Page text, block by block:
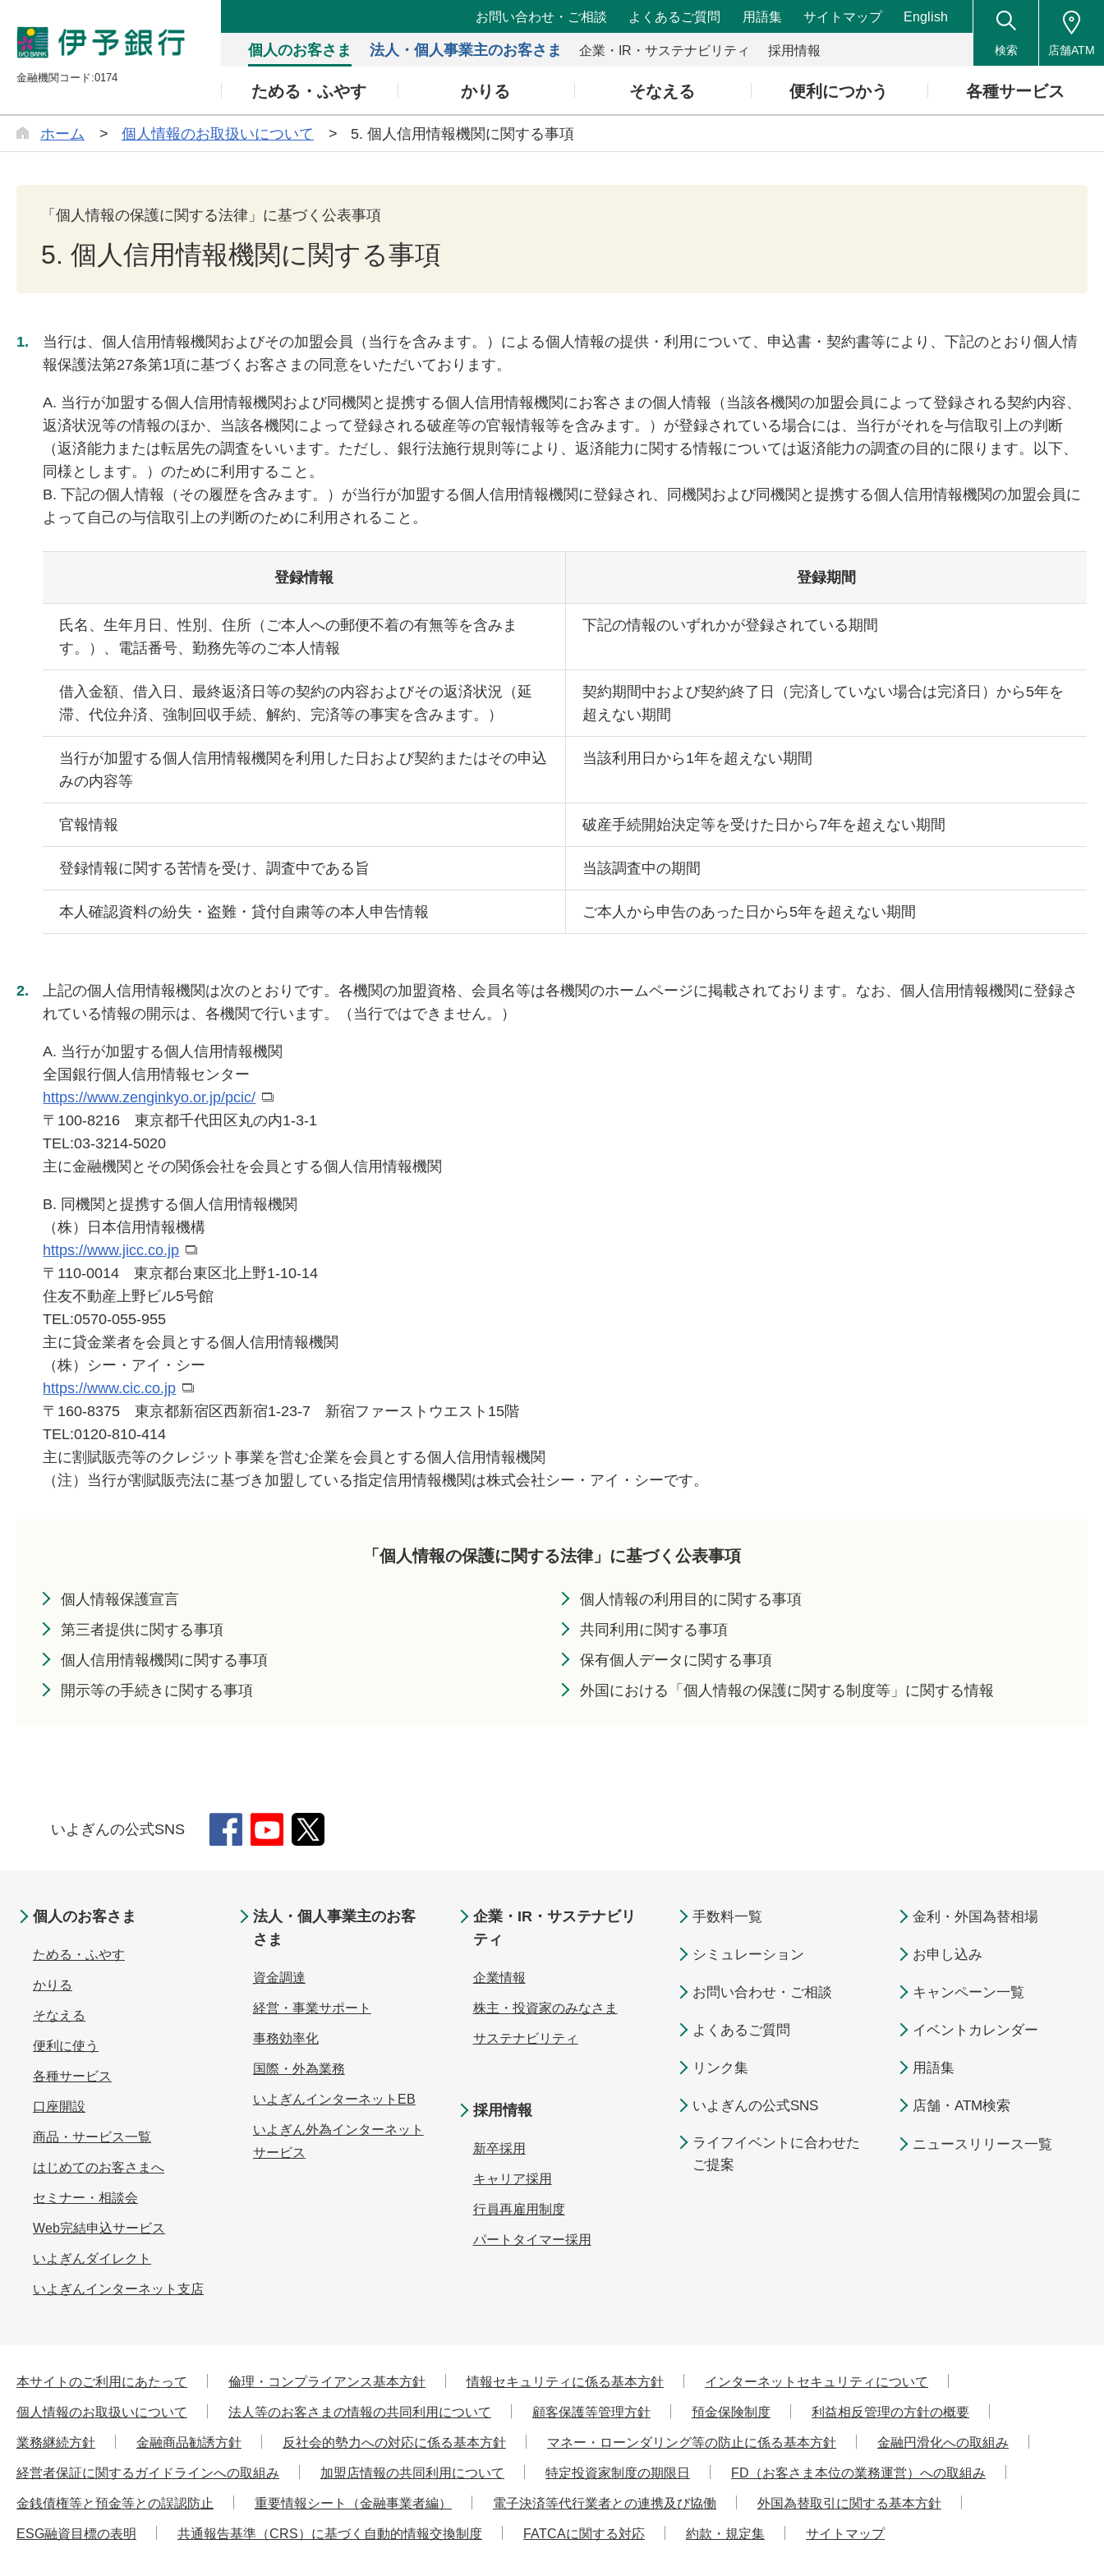
金融機関コード:0174
お問い合わせ・ご相談 よくあるご質問 用語集 サイトマップ English
個人のお客さま 法人・個人事業主のお客さま 企業・IR・サステナビリティ 採用情報
ためる・ふやす かりる そなえる 便利につかう 各種サービス
検索 店舗ATM
ホーム 個人情報のお取扱いについて 5. 個人信用情報機関に関する事項
「個人情報の保護に関する法律」に基づく公表事項
5. 個人信用情報機関に関する事項
1.
当行は、個人信用情報機関およびその加盟会員（当行を含みます。）による個人情報の提供・利用について、申込書・契約書等により、下記のとおり個人情
報保護法第27条第1項に基づくお客さまの同意をいただいております。
A. 当行が加盟する個人信用情報機関および同機関と提携する個人信用情報機関にお客さまの個人情報（当該各機関の加盟会員によって登録される契約内容、
返済状況等の情報のほか、当該各機関によって登録される破産等の官報情報等を含みます。）が登録されている場合には、当行がそれを与信取引上の判断
（返済能力または転居先の調査をいいます。ただし、銀行法施行規則等により、返済能力に関する情報については返済能力の調査の目的に限ります。以下、
同様とします。）のために利用すること。
B. 下記の個人情報（その履歴を含みます。）が当行が加盟する個人信用情報機関に登録され、同機関および同機関と提携する個人信用情報機関の加盟会員に
よって自己の与信取引上の判断のために利用されること。
登録情報 登録期間
氏名、生年月日、性別、住所（ご本人への郵便不着の有無等を含みま
す。）、電話番号、勤務先等のご本人情報
下記の情報のいずれかが登録されている期間
借入金額、借入日、最終返済日等の契約の内容およびその返済状況（延
滞、代位弁済、強制回収手続、解約、完済等の事実を含みます。）
契約期間中および契約終了日（完済していない場合は完済日）から5年を
超えない期間
当行が加盟する個人信用情報機関を利用した日および契約またはその申込
みの内容等
当該利用日から1年を超えない期間
官報情報 破産手続開始決定等を受けた日から7年を超えない期間
登録情報に関する苦情を受け、調査中である旨 当該調査中の期間
本人確認資料の紛失・盗難・貸付自粛等の本人申告情報 ご本人から申告のあった日から5年を超えない期間
2.
上記の個人信用情報機関は次のとおりです。各機関の加盟資格、会員名等は各機関のホームページに掲載されております。なお、個人信用情報機関に登録さ
れている情報の開示は、各機関で行います。（当行ではできません。）
A. 当行が加盟する個人信用情報機関
全国銀行個人信用情報センター
https://www.zenginkyo.or.jp/pcic/
〒100-8216 東京都千代田区丸の内1-3-1
TEL:03-3214-5020
主に金融機関とその関係会社を会員とする個人信用情報機関
B. 同機関と提携する個人信用情報機関
（株）日本信用情報機構
https://www.jicc.co.jp
〒110-0014 東京都台東区北上野1-10-14
住友不動産上野ビル5号館
TEL:0570-055-955
主に貸金業者を会員とする個人信用情報機関
（株）シー・アイ・シー
https://www.cic.co.jp
〒160-8375 東京都新宿区西新宿1-23-7 新宿ファーストウエスト15階
TEL:0120-810-414
主に割賦販売等のクレジット事業を営む企業を会員とする個人信用情報機関
（注）当行が割賦販売法に基づき加盟している指定信用情報機関は株式会社シー・アイ・シーです。
「個人情報の保護に関する法律」に基づく公表事項
個人情報保護宣言
個人情報の利用目的に関する事項
第三者提供に関する事項
共同利用に関する事項
個人信用情報機関に関する事項
保有個人データに関する事項
開示等の手続きに関する事項
外国における「個人情報の保護に関する制度等」に関する情報
いよぎんの公式SNS
個人のお客さま
ためる・ふやす
かりる
そなえる
便利に使う
各種サービス
口座開設
商品・サービス一覧
はじめてのお客さまへ
セミナー・相談会
Web完結申込サービス
いよぎんダイレクト
いよぎんインターネット支店
法人・個人事業主のお客
さま
資金調達
経営・事業サポート
事務効率化
国際・外為業務
いよぎんインターネットEB
いよぎん外為インターネット
サービス
企業・IR・サステナビリ
ティ
企業情報
株主・投資家のみなさま
サステナビリティ
採用情報
新卒採用
キャリア採用
行員再雇用制度
パートタイマー採用
手数料一覧
シミュレーション
お問い合わせ・ご相談
よくあるご質問
リンク集
いよぎんの公式SNS
ライフイベントに合わせた
ご提案
金利・外国為替相場
お申し込み
キャンペーン一覧
イベントカレンダー
用語集
店舗・ATM検索
ニュースリリース一覧
本サイトのご利用にあたって 倫理・コンプライアンス基本方針 情報セキュリティに係る基本方針 インターネットセキュリティについて
個人情報のお取扱いについて 法人等のお客さまの情報の共同利用について 顧客保護等管理方針 預金保険制度 利益相反管理の方針の概要
業務継続方針 金融商品勧誘方針 反社会的勢力への対応に係る基本方針 マネー・ローンダリング等の防止に係る基本方針 金融円滑化への取組み
経営者保証に関するガイドラインへの取組み 加盟店情報の共同利用について 特定投資家制度の期限日 FD（お客さま本位の業務運営）への取組み
金銭債権等と預金等との誤認防止 重要情報シート（金融事業者編） 電子決済等代行業者との連携及び協働 外国為替取引に関する基本方針
ESG融資目標の表明 共通報告基準（CRS）に基づく自動的情報交換制度 FATCAに関する対応 約款・規定集 サイトマップ